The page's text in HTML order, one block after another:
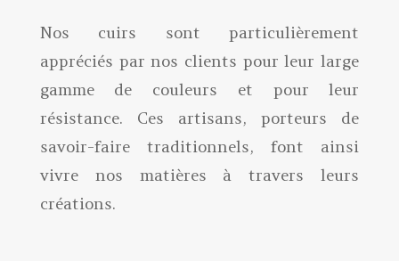
Nos cuirs sont particulièrement
appréciés par nos clients pour leur large
gamme de couleurs et pour leur
résistance. Ces artisans, porteurs de
savoir-faire traditionnels, font ainsi
vivre nos matières à travers leurs
créations.